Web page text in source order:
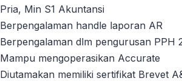
Pria, Min S1 Akuntansi
Berpengalaman handle laporan AR
Berpengalaman dlm pengurusan PPH
Mampu mengoperasikan Accurate
Diutamakan memiliki sertifikat Brevet